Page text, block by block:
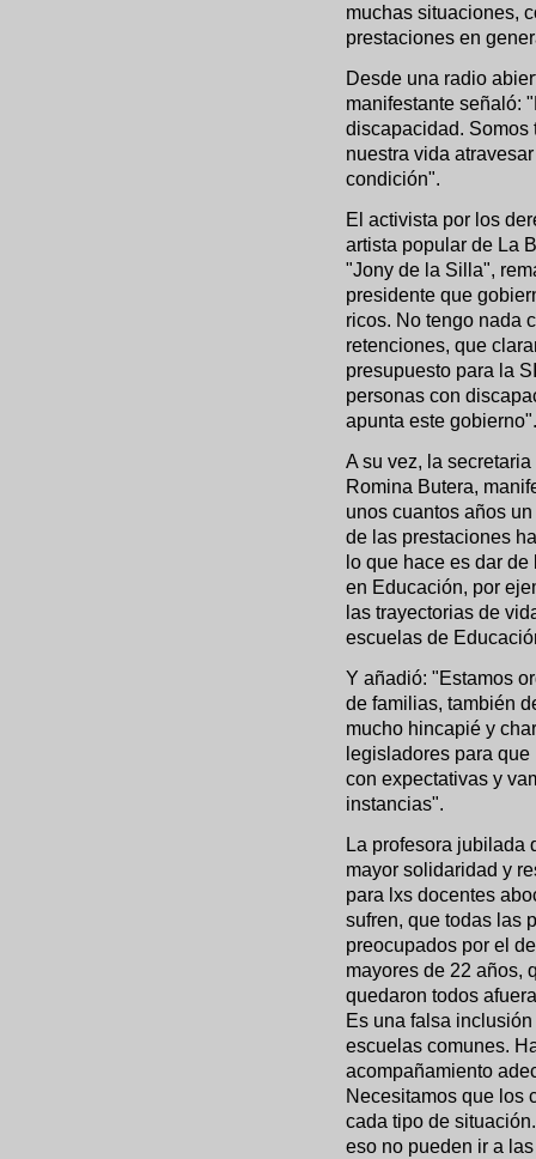
muchas situaciones,
prestaciones en
Desde una radio
manifestante señaló:
discapacidad. Somos
nuestra vida
condición".
El activista por los
artista popular de La
"Jony de la Silla",
presidente que
ricos. No tengo nada
retenciones, que
presupuesto para la
personas con
apunta este gobierno".
A su vez, la
Romina Butera,
unos cuantos años
de las prestaciones
lo que hace es dar
en Educación, por
las trayectorias de
escuelas de
Y añadió: "Estamos
de familias, también
mucho hincapié y
legisladores para que
con expectativas y
instancias".
La profesora jubilada
mayor solidaridad y
para lxs docentes
sufren, que todas las
preocupados por el
mayores de 22 años,
quedaron todos
Es una falsa
escuelas comunes.
acompañamiento
Necesitamos que los
cada tipo de
eso no pueden ir a